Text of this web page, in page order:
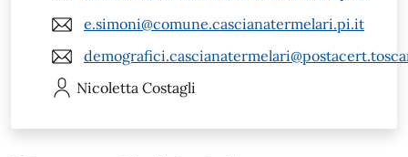
e.simoni@comune.cascianatermelari.pi.it
Nicoletta Costagli